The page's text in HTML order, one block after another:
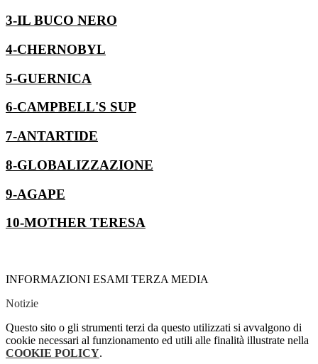
3-IL BUCO NERO
4-CHERNOBYL
5-GUERNICA
6-CAMPBELL'S SUP
7-ANTARTIDE
8-GLOBALIZZAZIONE
9-AGAPE
10-MOTHER TERESA
INFORMAZIONI ESAMI TERZA MEDIA
Notizie
Questo sito o gli strumenti terzi da questo utilizzati si avvalgono di
cookie necessari al funzionamento ed utili alle finalità illustrate nella
COOKIE POLICY.